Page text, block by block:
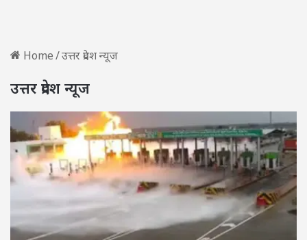
Home/उत्तर प्रदेश न्यूज
उत्तर प्रदेश न्यूज